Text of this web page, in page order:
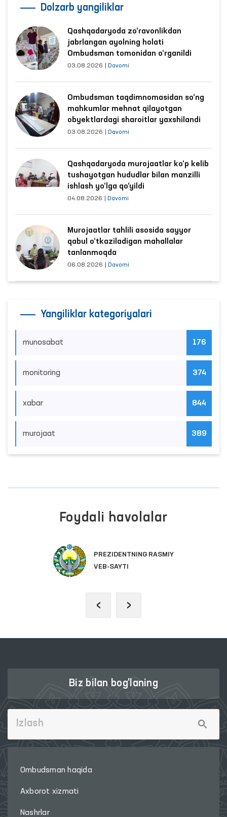
Dolzarb yangiliklar
Qashqadaryoda zo‘ravonlikdan
jabrlangan ayolning holati
Ombudsman tomonidan o‘rganildi
03.08.2026 Davomi
Ombudsman taqdimnomasidan so‘ng
mahkumlar mehnat qilayotgan
obyektlardagi sharoitlar yaxshilandi
03.08.2026 Davomi
Qashqadaryoda murojaatlar ko‘p kelib
tushayotgan hududlar bilan manzilli
ishlash yo‘lga qo‘yildi
04.08.2026 Davomi
Murojaatlar tahlili asosida sayyor
qabul o‘tkaziladigan mahallalar
tanlanmoqda
06.08.2026 Davomi
Yangiliklar kategoriyalari
munosabat 176
monitoring 374
xabar 844
murojaat 389
Foydali havolalar
PREZIDENTNING RASMIY
VEB-SAYTI
‹ ›
Biz bilan bog'laning
Ombudsman haqida
Axborot xizmati
Nashrlar